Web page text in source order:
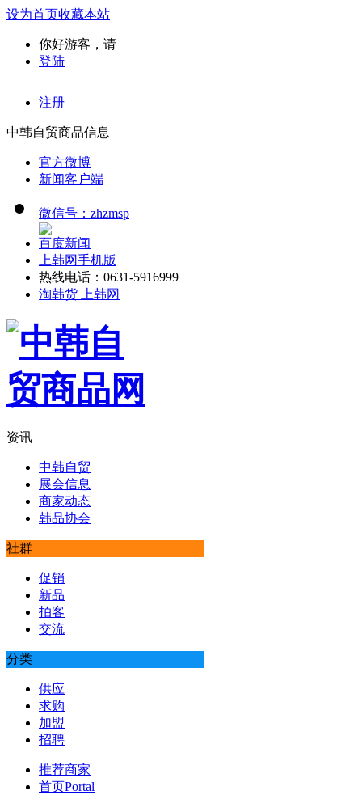
设为首页收藏本站
你好游客，请
登陆
|
注册
中韩自贸商品信息
官方微博
新闻客户端
微信号：zhzmsp
百度新闻
上韩网手机版
热线电话：0631-5916999
淘韩货 上韩网
资讯
中韩自贸
展会信息
商家动态
韩品协会
社群
促销
新品
拍客
交流
分类
供应
求购
加盟
招聘
推荐商家
首页Portal